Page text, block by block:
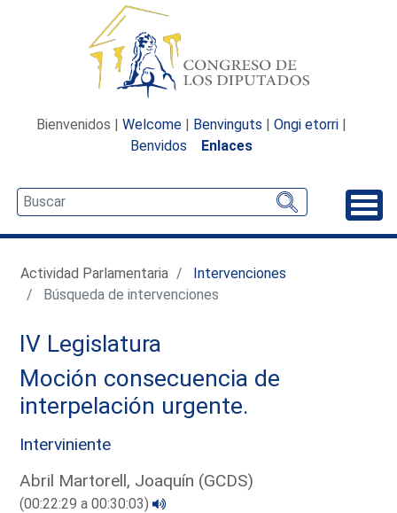
Bienvenidos | Welcome | Benvinguts | Ongi etorri |
Benvidos
Enlaces
Actividad Parlamentaria
Intervenciones
Búsqueda de intervenciones
IV Legislatura
Moción consecuencia de
interpelación urgente.
Interviniente
Abril Martorell, Joaquín (GCDS)
(00:22:29 a 00:30:03)